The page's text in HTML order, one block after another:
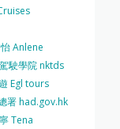
Anlene
駛學院 nktds
Egl tours
署 had.gov.hk
Tena